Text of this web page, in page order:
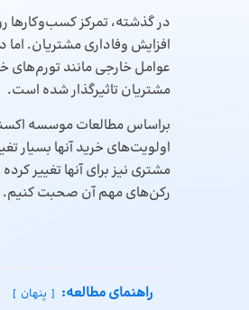
در گذشته، تمرکز کسب‌وکارها
افزایش وفاداری مشتریان.
عوامل خارجی مانند تورم‌های
مشتریان تاثیرگذار شده است.
اولویت‌های خرید آنها بسیار
مشتری نیز برای آنها تغییر
رکن‌های مهم آن صحبت کنیم.
راهنمای مطالعه: پنهان